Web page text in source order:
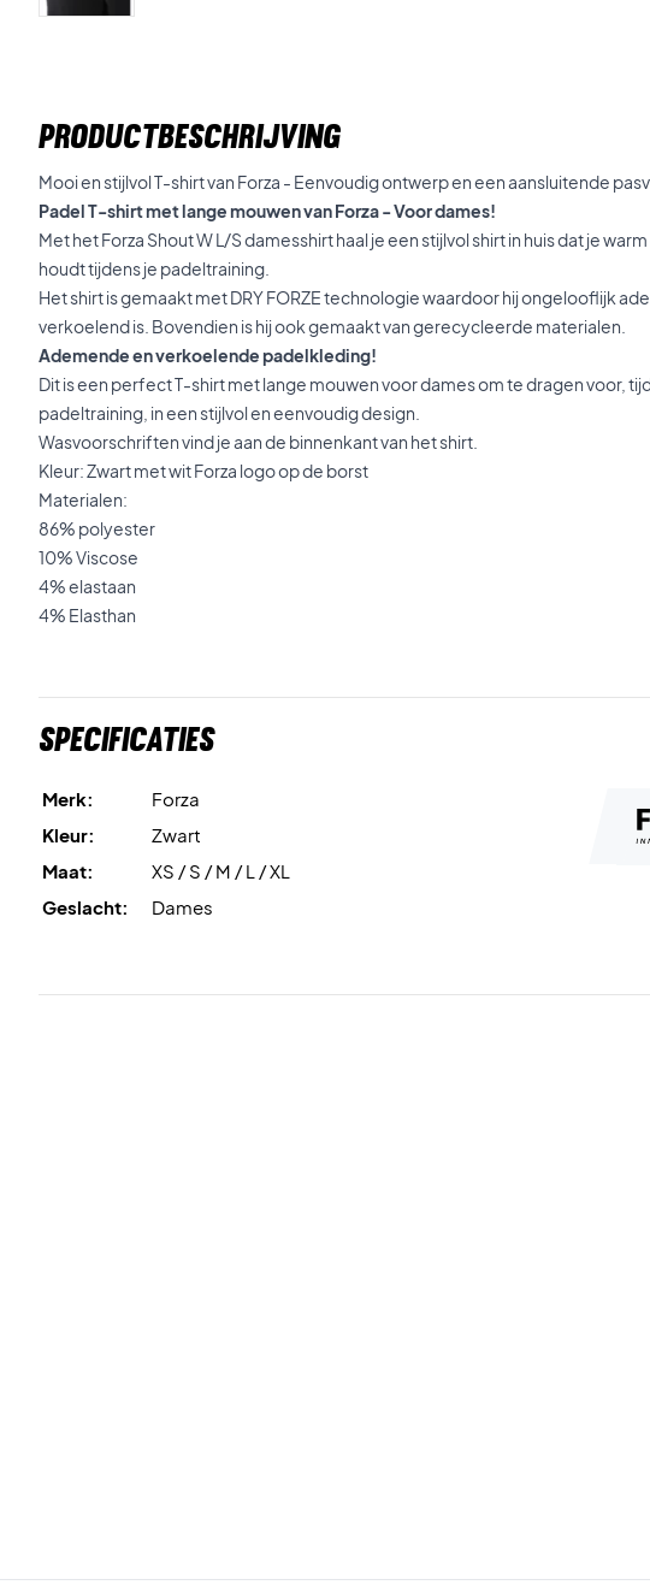
PRODUCTBESCHRIJVING
Mooi en stijlvol T-shirt van Forza - Eenvoudig ontwerp en een aansluitende
Padel T-shirt met lange mouwen van Forza - Voor dames!
Met het Forza Shout W L/S damesshirt haal je een stijlvol shirt in huis dat je
houdt tijdens je padeltraining.
Het shirt is gemaakt met DRY FORZE technologie waardoor hij ongelooflijk
verkoelend is. Bovendien is hij ook gemaakt van gerecycleerde materialen.
Ademende en verkoelende padelkleding!
Dit is een perfect T-shirt met lange mouwen voor dames om te dragen voor,
padeltraining, in een stijlvol en eenvoudig design.
Wasvoorschriften vind je aan de binnenkant van het shirt.
Kleur: Zwart met wit Forza logo op de borst
Materialen:
86% polyester
10% Viscose
4% elastaan
4% Elasthan
Specificaties
Merk:
Forza
Kleur:
Zwart
Maat:
XS / S / M / L / XL
Geslacht:
Dames